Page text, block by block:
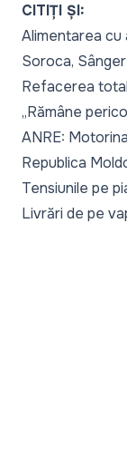
CITIȚI ȘI:
Alimentarea cu
Soroca,
Refacerea
„Rămâne
ANRE:
Republica
Tensiunile pe
Livrări de pe